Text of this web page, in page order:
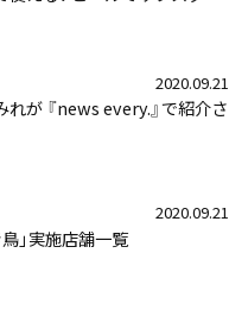
2020.09.21
れが 『news every.』で紹介さ
2020.09.21
」実施店舗一覧